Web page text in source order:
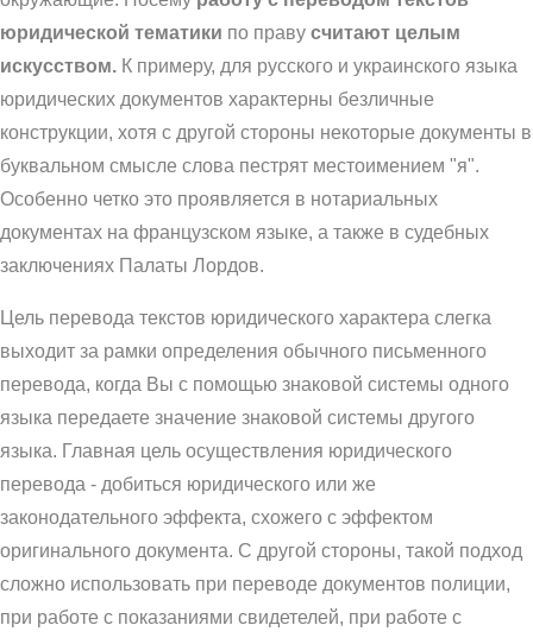
юридической тематики по праву считают целым
искусством. К примеру, для русского и украинского языка
юридических документов характерны безличные
конструкции, хотя с другой стороны некоторые документы в
буквальном смысле слова пестрят местоимением "я".
Особенно четко это проявляется в нотариальных
документах на французском языке, а также в судебных
заключениях Палаты Лордов.
Цель перевода текстов юридического характера слегка
выходит за рамки определения обычного письменного
перевода, когда Вы с помощью знаковой системы одного
языка передаете значение знаковой системы другого
языка. Главная цель осуществления юридического
перевода - добиться юридического или же
законодательного эффекта, схожего с эффектом
оригинального документа. С другой стороны, такой подход
сложно использовать при переводе документов полиции,
при работе с показаниями свидетелей, при работе с